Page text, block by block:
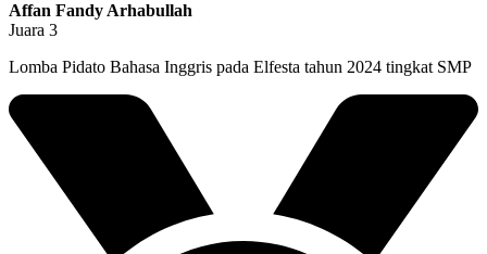
Affan Fandy Arhabullah
Juara 3
Lomba Pidato Bahasa Inggris pada Elfesta tahun 2024 tingkat SMP